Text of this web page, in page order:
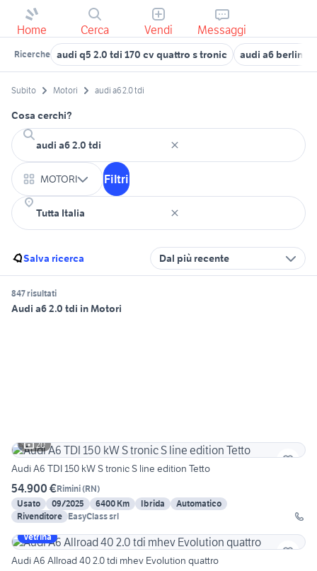
Home Cerca Vendi Messaggi
Ricerche audi q5 2.0 tdi 170 cv quattro s tronic audi a6 berlina
Subito Motori audi a6 2.0 tdi
Cosa cerchi?
MOTORI Filtri
Salva ricerca Dal più recente
847 risultati
Audi a6 2.0 tdi in Motori
20
Audi A6 TDI 150 kW S tronic S line edition Tetto
54.900 €Rimini(RN)
Usato
09/2025 6400 Km Ibrida
Automatico
Rivenditore EasyClass srl
Vetrina
Audi A6 Allroad 40 2.0 tdi mhev Evolution quattro